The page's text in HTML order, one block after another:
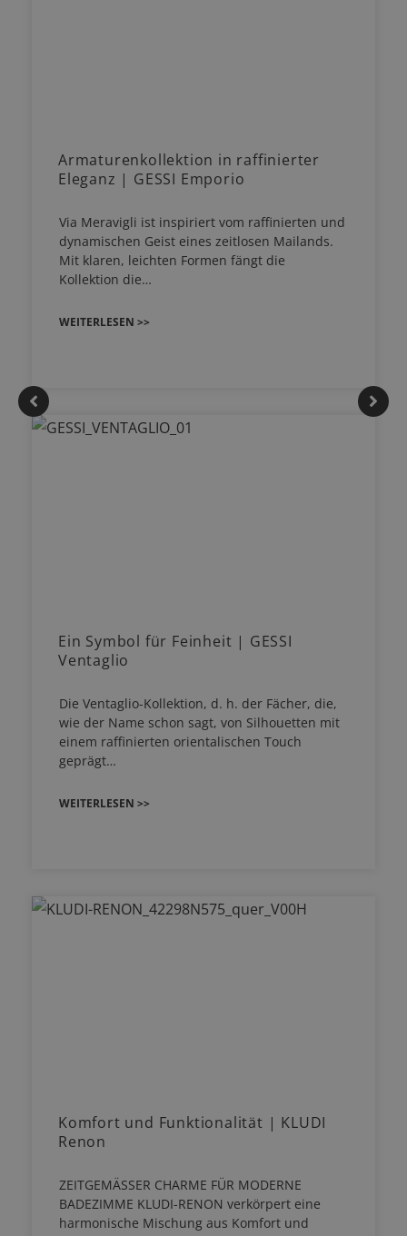
Armaturenkollektion in raffinierter
Eleganz | GESSI Emporio
Via Meravigli ist inspiriert vom raffinierten und
dynamischen Geist eines zeitlosen Mailands.
Mit klaren, leichten Formen fängt die
Kollektion die…
WEITERLESEN >>
Ein Symbol für Feinheit | GESSI
Ventaglio
Die Ventaglio-Kollektion, d. h. der Fächer, die,
wie der Name schon sagt, von Silhouetten mit
einem raffinierten orientalischen Touch
geprägt…
WEITERLESEN >>
Komfort und Funktionalität | KLUDI
Renon
ZEITGEMÄSSER CHARME FÜR MODERNE
BADEZIMME KLUDI-RENON verkörpert eine
harmonische Mischung aus Komfort und